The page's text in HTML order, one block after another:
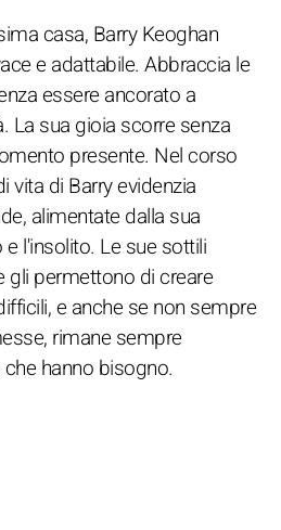
casa, Barry Keoghan
e adattabile. Abbraccia le
essere ancorato a
La sua gioia scorre senza
presente. Nel corso
vita di Barry evidenzia
alimentate dalla sua
l'insolito. Le sue sottili
permettono di creare
e anche se non sempre
rimane sempre
hanno bisogno.